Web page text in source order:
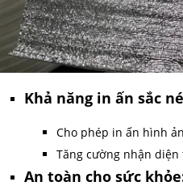
Khả năng in ấn sắc
Cho phép in ấn hình
Tăng cường nhận
An toàn cho sức